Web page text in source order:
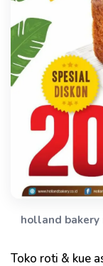
holland bakery
Toko roti & kue